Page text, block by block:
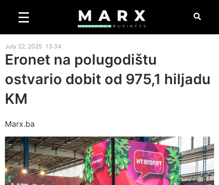
July 22, 2025 13:34
Eronet na polugodištu
ostvario dobit od 975,1 hiljadu
KM
Marx.ba